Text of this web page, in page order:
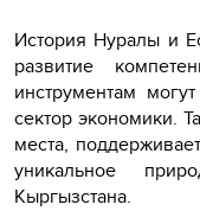
История Нуралы и
развитие
инструментам
сектор экономики.
места,
уникальное
Кыргызстана.